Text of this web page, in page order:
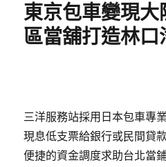
東京包車變現
區當舖打造林口
三洋服務站採用日本包車專
現息低支票給銀行或民間貸
便捷的資金調度求助台北當